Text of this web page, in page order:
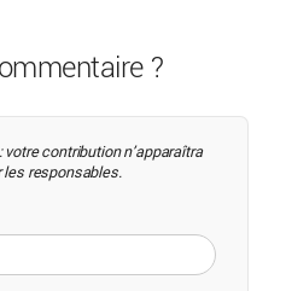
?
contribution n’apparaîtra
les responsables.